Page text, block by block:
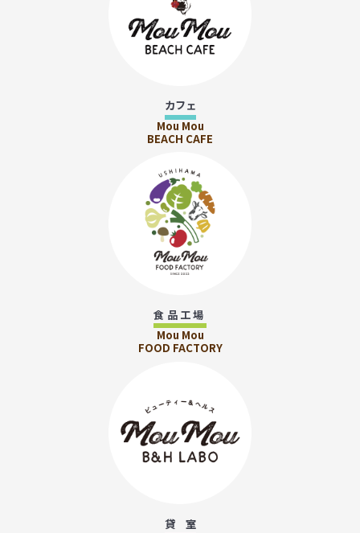
カフェ
Mou Mou
BEACH CAFE
食品工場
Mou Mou
FOOD FACTORY
貸 室